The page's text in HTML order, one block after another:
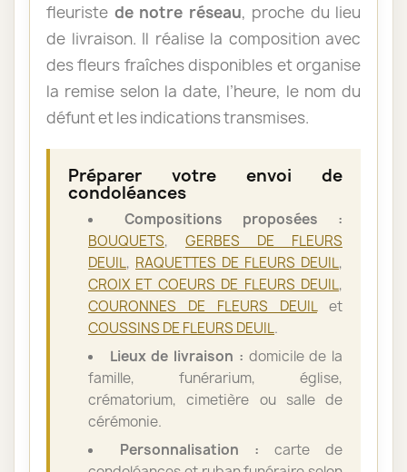
fleuriste de notre réseau, proche du lieu
de livraison. Il réalise la composition avec
des fleurs fraîches disponibles et organise
la remise selon la date, l’heure, le nom du
défunt et les indications transmises.
Préparer votre envoi de
condoléances
Compositions proposées :
BOUQUETS, GERBES DE FLEURS
DEUIL, RAQUETTES DE FLEURS DEUIL,
CROIX ET COEURS DE FLEURS DEUIL,
COURONNES DE FLEURS DEUILet
COUSSINS DE FLEURS DEUIL.
Lieux de livraison : domicile de la
famille, funérarium, église,
crématorium, cimetière ou salle de
cérémonie.
Personnalisation : carte de